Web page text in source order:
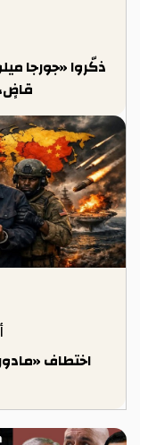
ذكّروا «جورجا
اختطاف